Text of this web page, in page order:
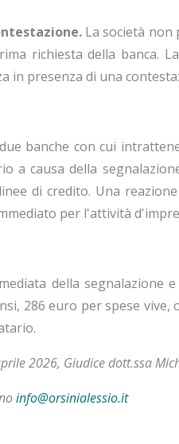
La società non
richiesta della banca.
in presenza di una
banche con cui
a causa della
di credito. Una
per l'attività
della segnalazione
286 euro per spese vive,
2026, Giudice dott.ssa
info@orsinialessio.it